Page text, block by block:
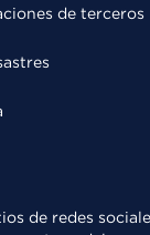
de terceros
de redes